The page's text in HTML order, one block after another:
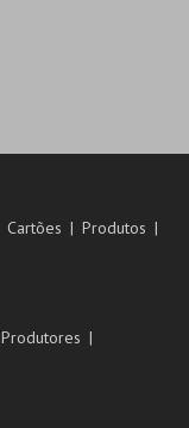
Cartões
Produtos
Produtores